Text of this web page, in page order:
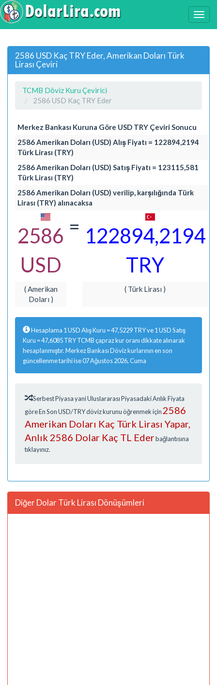
2586 USD Kaç TRY Eder, Amerikan Doları Türk
Lirası Çeviri
TCMB Döviz Kuru Çevirici
2586 USD Kaç TRY Eder
Merkez Bankası Kuruna Göre USD TRY Çeviri Sonucu
2586 Amerikan Doları (USD) Alış Fiyatı = 122894,2194
Türk Lirası (TRY)
2586 Amerikan Doları (USD) Satış Fiyatı = 123115,581
Türk Lirası (TRY)
2586 Amerikan Doları (USD) verilip, karşılığında Türk
Lirası (TRY) alınacaksa
2586
USD
= 122894,2194
TRY
( Amerikan
Doları )
( Türk Lirası )
Hesaplama 1 USD Alış Kuru = 47,5229 TRY ve 1 USD Satış
Kuru = 47,6085 TRY TCMB çapraz kur oranı dikkate alınarak
hesaplanmıştır. Merkez Bankası Döviz kurlarının en son
güncellenme tarihi ise 07 Ağustos 2026, Cuma
Serbest Piyasa yani Uluslararası Piyasadaki Anlık Fiyata
göre En Son USD/TRY döviz kurunu öğrenmek için 2586
Amerikan Doları Kaç Türk Lirası Yapar,
Anlık 2586 Dolar Kaç TL Ederbağlantısına
tıklayınız.
Diğer Dolar Türk Lirası Dönüşümleri